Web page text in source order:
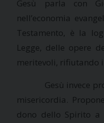
Gesù parla con
nell’economia
Testamento, è la
Legge, delle opere
meritevoli, rifiutando
Gesù invece
misericordia.
dono dello Spirito